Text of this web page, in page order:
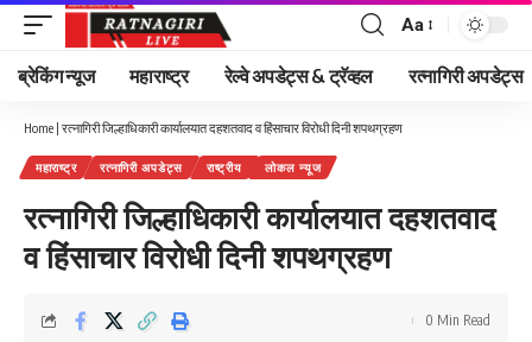
Font
Resizer
Aa
ब्रेकिंग न्यूज महाराष्ट्र रेल्वे अपडेट्स & ट्रॅव्हल रत्नागिरी अपडेट्स
Home | रत्नागिरी जिल्हाधिकारी कार्यालयात दहशतवाद व हिंसाचार विरोधी दिनी शपथग्रहण
महाराष्ट्र रत्नागिरी अपडेट्स राष्ट्रीय लोकल न्यूज
रत्नागिरी जिल्हाधिकारी कार्यालयात दहशतवाद
व हिंसाचार विरोधी दिनी शपथग्रहण
0 Min Read